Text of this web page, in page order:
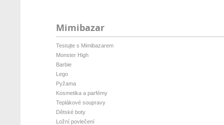
Mimibazar
Testujte s Mimibazarem
Monster High
Barbie
Lego
Pyžama
Kosmetika a parfémy
Teplákové soupravy
Dětské boty
Ložní povlečení